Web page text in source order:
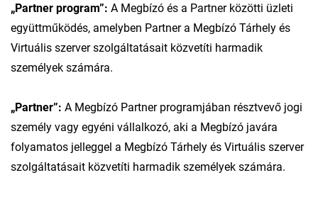
„Partner program”: A Megbízó és a Partner közötti üzleti
együttműködés, amelyben Partner a Megbízó Tárhely és
Virtuális szerver szolgáltatásait közvetíti harmadik
személyek számára.
„Partner”: A Megbízó Partner programjában résztvevő jogi
személy vagy egyéni vállalkozó, aki a Megbízó javára
folyamatos jelleggel a Megbízó Tárhely és Virtuális szerver
szolgáltatásait közvetíti harmadik személyek számára.